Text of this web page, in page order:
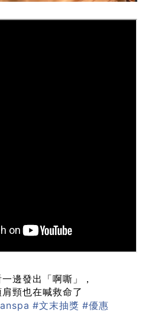
邊發出「啊嘶」，
頸也在喊救命了
#文末抽獎 #優惠